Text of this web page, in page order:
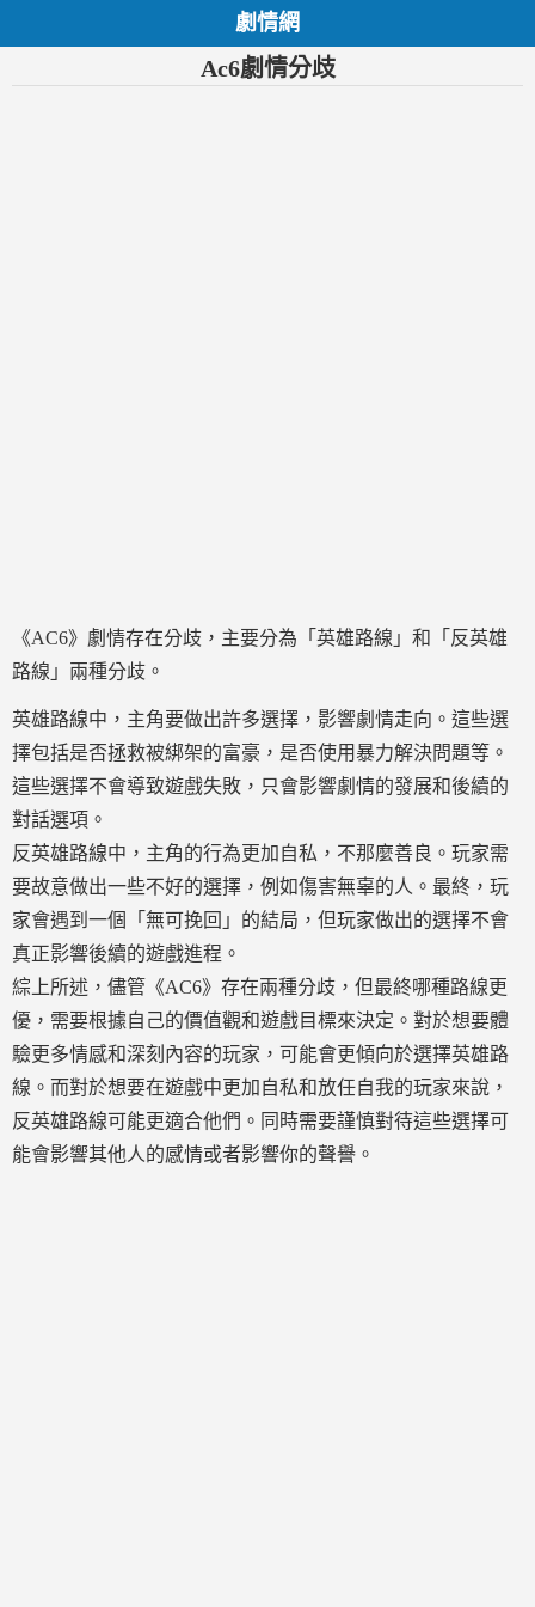
劇情網
Ac6劇情分歧
《AC6》劇情存在分歧，主要分為「英雄路線」和「反英雄
路線」兩種分歧。
英雄路線中，主角要做出許多選擇，影響劇情走向。這些選
擇包括是否拯救被綁架的富豪，是否使用暴力解決問題等。
這些選擇不會導致遊戲失敗，只會影響劇情的發展和後續的
對話選項。
反英雄路線中，主角的行為更加自私，不那麼善良。玩家需
要故意做出一些不好的選擇，例如傷害無辜的人。最終，玩
家會遇到一個「無可挽回」的結局，但玩家做出的選擇不會
真正影響後續的遊戲進程。
綜上所述，儘管《AC6》存在兩種分歧，但最終哪種路線更
優，需要根據自己的價值觀和遊戲目標來決定。對於想要體
驗更多情感和深刻內容的玩家，可能會更傾向於選擇英雄路
線。而對於想要在遊戲中更加自私和放任自我的玩家來說，
反英雄路線可能更適合他們。同時需要謹慎對待這些選擇可
能會影響其他人的感情或者影響你的聲譽。